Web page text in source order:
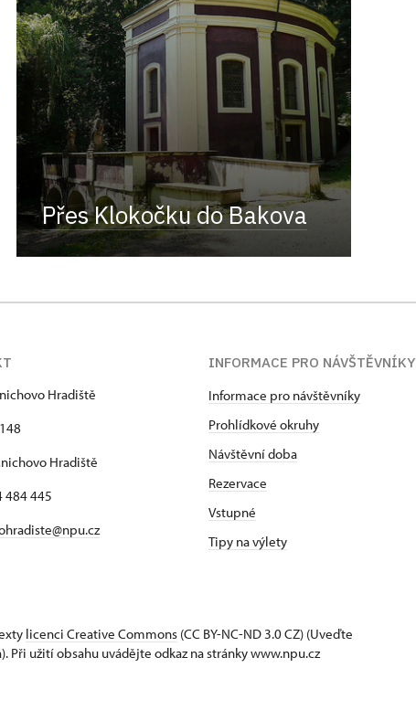
Přes Klokočku do Bakova
Hradiště
Hradiště
484 445
INFORMACE PRO NÁVŠTĚVNÍKY
Informace pro návštěvníky
Prohlídkové okruhy
Návštěvní doba
Rezervace
Vstupné
Tipy na výlety
licenci Creative Commons (CC BY-NC-ND 3.0 CZ) (Uveďte
užití obsahu uvádějte odkaz na stránky www.npu.cz